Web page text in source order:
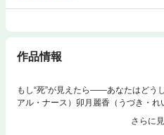
作品情報
もし“死”が見えたら――あなたはどう
アル・ナース）卯月麗香（うづき・
医大病院・救急救命センター。さまざ
線”に、１人の風変わりな看護師がい